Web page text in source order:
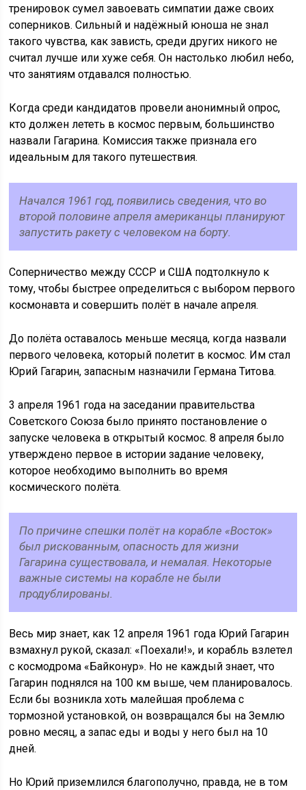
тренировок сумел завоевать симпатии даже своих
соперников. Сильный и надёжный юноша не знал
такого чувства, как зависть, среди других никого не
считал лучше или хуже себя. Он настолько любил небо,
что занятиям отдавался полностью.
Когда среди кандидатов провели анонимный опрос,
кто должен лететь в космос первым, большинство
назвали Гагарина. Комиссия также признала его
идеальным для такого путешествия.
Начался 1961 год, появились сведения, что во
второй половине апреля американцы планируют
запустить ракету с человеком на борту.
Соперничество между СССР и США подтолкнуло к
тому, чтобы быстрее определиться с выбором первого
космонавта и совершить полёт в начале апреля.
До полёта оставалось меньше месяца, когда назвали
первого человека, который полетит в космос. Им стал
Юрий Гагарин, запасным назначили Германа Титова.
3 апреля 1961 года на заседании правительства
Советского Союза было принято постановление о
запуске человека в открытый космос. 8 апреля было
утверждено первое в истории задание человеку,
которое необходимо выполнить во время
космического полёта.
По причине спешки полёт на корабле «Восток»
был рискованным, опасность для жизни
Гагарина существовала, и немалая. Некоторые
важные системы на корабле не были
продублированы.
Весь мир знает, как 12 апреля 1961 года Юрий Гагарин
взмахнул рукой, сказал: «Поехали!», и корабль взлетел
с космодрома «Байконур». Но не каждый знает, что
Гагарин поднялся на 100 км выше, чем планировалось.
Если бы возникла хоть малейшая проблема с
тормозной установкой, он возвращался бы на Землю
ровно месяц, а запас еды и воды у него был на 10
дней.
Но Юрий приземлился благополучно, правда, не в том